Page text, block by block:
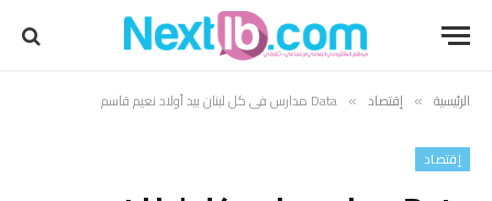
الرئيسية » إقتصاد » Data مدارس في كل لبنان بيد أولاد نعيم قاسم
إقتصاد